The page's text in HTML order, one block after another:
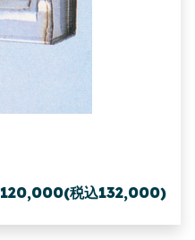
120,000(税込132,000)